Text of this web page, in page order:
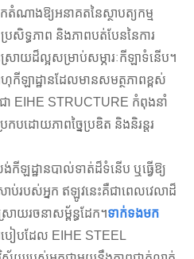
តំណាងឱ្យអនាគតនៃស្ថាបត្យកម្ម
ប្រសិទ្ធភាព និងភាពបត់បែននៃការ
រាយដ៏ល្អសម្រាប់សម្ភារៈកីឡាទំនើប។
កីឡាដ្ឋានដែលមានសមត្ថភាពខ្ពស់
ា EIHE STRUCTURE កំពុងនាំ
ដោយភាពច្នៃប្រឌិត និងនិរន្តរ
ឡដ្ឋានបាល់ទាត់ដ៏ទំនើប ឬធ្វើឱ្យ
ាប់របស់អ្នក ឥឡូវនេះគឺជាពេលវេលាដ៏
ាយរចនាសម្ព័ន្ធដែក។ទាក់ទងមក
បៀបដែល EIHE STEEL